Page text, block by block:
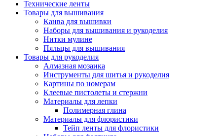
Технические ленты
Товары для вышивания
Канва для вышивки
Наборы для вышивания и рукоделия
Нитки мулине
Пяльцы для вышивания
Товары для рукоделия
Алмазная мозаика
Инструменты для шитья и рукоделия
Картины по номерам
Клеевые пистолеты и стержни
Материалы для лепки
Полимерная глина
Материалы для флористики
Тейп ленты для флористики